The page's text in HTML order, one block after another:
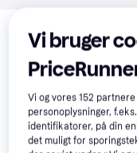
Se vores forslag til
interesser. Vis alle
Trender
Vi bruger
Vi og vores152 partnere
personoplysninger,
identifikatorer, på din
det muligt for